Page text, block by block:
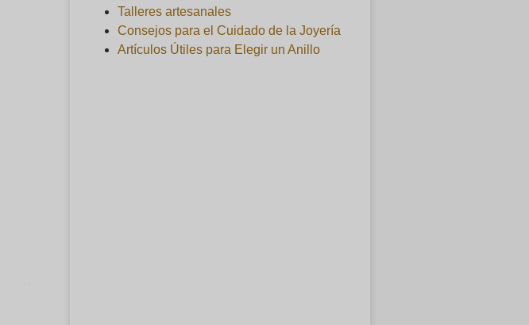
Talleres artesanales
Consejos para el Cuidado de la Joyería
Artículos Útiles para Elegir un Anillo